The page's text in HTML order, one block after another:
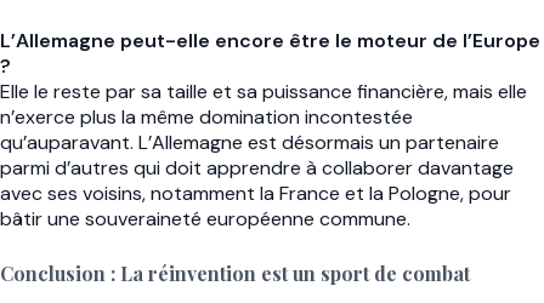
L’Allemagne peut-elle encore être le moteur de l’Europe
?
Elle le reste par sa taille et sa puissance financière, mais elle
n’exerce plus la même domination incontestée
qu’auparavant. L’Allemagne est désormais un partenaire
parmi d’autres qui doit apprendre à collaborer davantage
avec ses voisins, notamment la France et la Pologne, pour
bâtir une souveraineté européenne commune.
Conclusion : La réinvention est un sport de combat